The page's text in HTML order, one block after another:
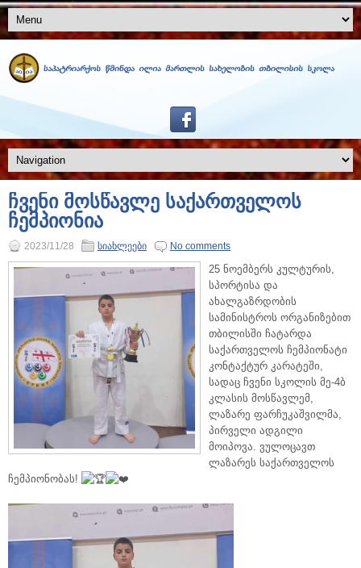
ჩვენი მოსწავლე საქართველოს
ჩემპიონია
2023/11/28 სიახლეები No comments
25 ნოემბერს კულტურის,
სპორტისა და
ახალგაზრდობის
სამინისტროს ორგანიზებით
თბილისში ჩატარდა
საქართველოს ჩემპიონატი
კონტაქტურ კარატეში,
სადაც ჩვენი სკოლის მე-4ბ
კლასის მოსწავლემ,
ლაზარე ფარჩუკაშვილმა,
პირველი ადგილი
მოიპოვა. ვულოცავთ
ლაზარეს საქართველოს
ჩემპიონობას!